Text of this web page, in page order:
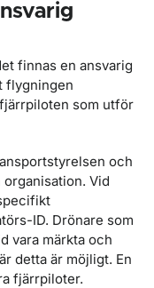
finnas en ansvarig
flygningen
som utför
och
Vid
ID. Drönare som
vara märkta och
detta är möjligt. En
fjärrpiloter.